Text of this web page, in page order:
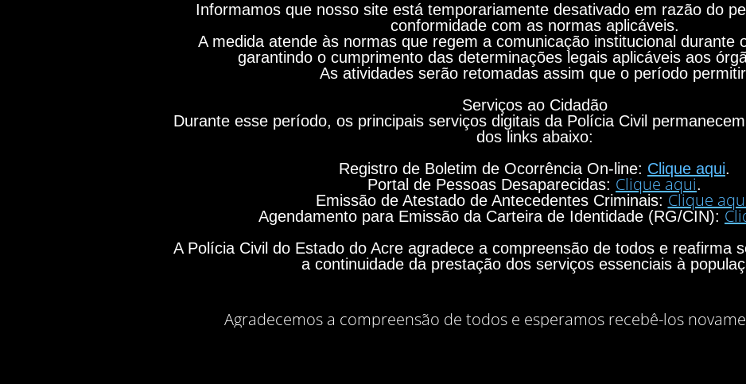
Informamos que nosso site está temporariamente desativado em razão do
conformidade com as normas aplicáveis.
A medida atende às normas que regem a comunicação institucional durante
garantindo o cumprimento das determinações legais aplicáveis aos
As atividades serão retomadas assim que o período
Serviços ao Cidadão
Durante esse período, os principais serviços digitais da Polícia Civil
dos links abaixo:
Registro de Boletim de Ocorrência On-line: Clique aqui.
Portal de Pessoas Desaparecidas: Clique aqui.
Emissão de Atestado de Antecedentes Criminais: Clique
Agendamento para Emissão da Carteira de Identidade (RG/CIN):
A Polícia Civil do Estado do Acre agradece a compreensão de todos e reafirma
a continuidade da prestação dos serviços essenciais à
Agradecemos a compreensão de todos e esperamos recebê-los